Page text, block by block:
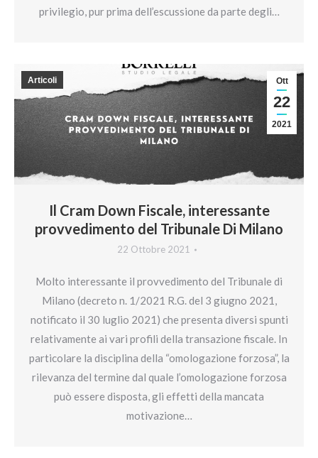
privilegio, pur prima dell’escussione da parte degli…
Il Cram Down Fiscale, interessante
provvedimento del Tribunale Di Milano
22 Ottobre 2021
Ott
22
2021
Articoli
Molto interessante il provvedimento del Tribunale di
Milano (decreto n. 1/2021 R.G. del 3 giugno 2021,
notificato il 30 luglio 2021) che presenta diversi spunti
relativamente ai vari profili della transazione fiscale. In
particolare la disciplina della “omologazione forzosa”, la
rilevanza del termine dal quale l’omologazione forzosa
può essere disposta, gli effetti della mancata
motivazione…